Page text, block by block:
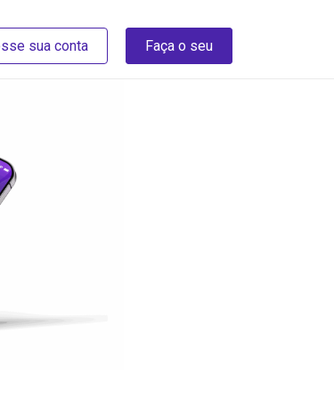
sua conta Faça o seu